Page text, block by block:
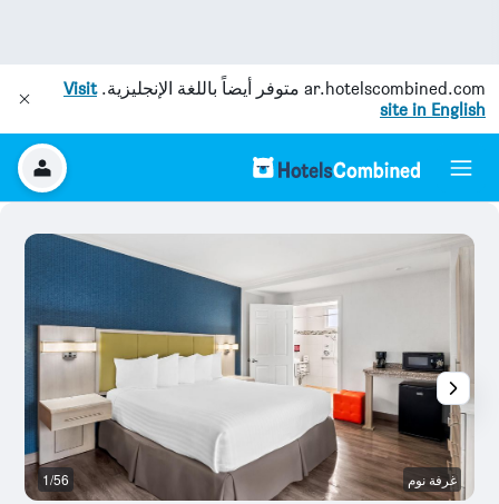
ar.hotelscombined.com متوفر أيضاً باللغة الإنجليزية.Visit
site in English
غرفة نوم 1/56